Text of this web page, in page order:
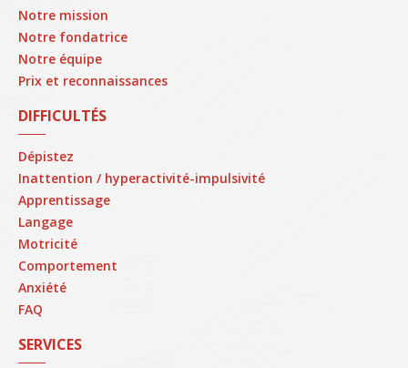
Notre mission
Notre fondatrice
Notre équipe
Prix et reconnaissances
DIFFICULTÉS
Dépistez
Inattention / hyperactivité-impulsivité
Apprentissage
Langage
Motricité
Comportement
Anxiété
FAQ
SERVICES